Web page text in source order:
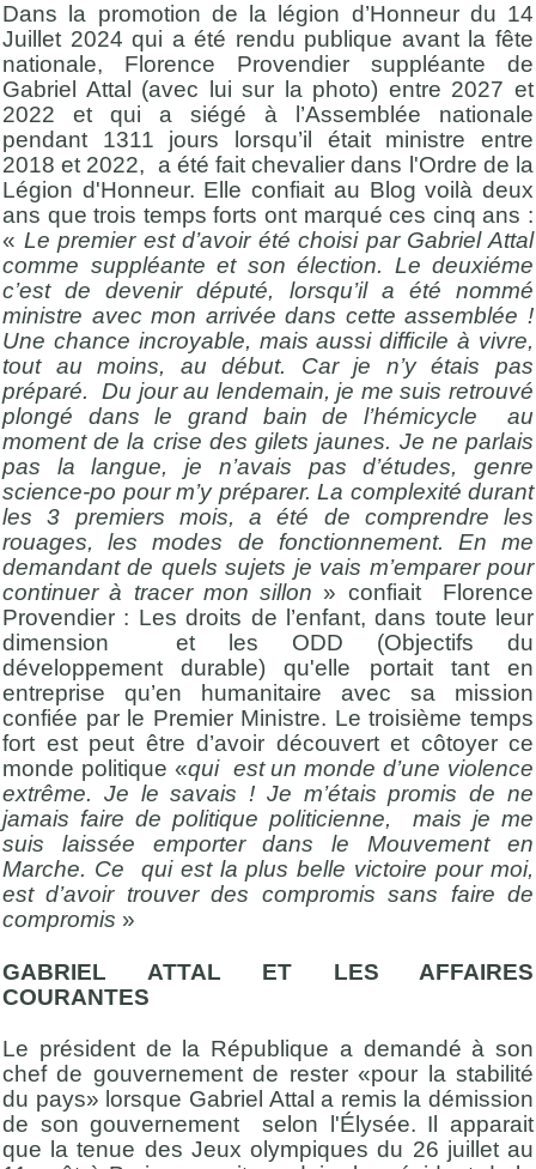
Dans la promotion de la légion d’Honneur du 14
Juillet 2024 qui a été rendu publique avant la fête
nationale, Florence Provendier suppléante de
Gabriel Attal (avec lui sur la photo) entre 2027 et
2022 et qui a siégé à l’Assemblée nationale
pendant 1311 jours lorsqu’il était ministre entre
2018 et 2022, a été fait chevalier dans l'Ordre de la
Légion d'Honneur. Elle confiait au Blog voilà deux
ans que trois temps forts ont marqué ces cinq ans :
« Le premier est d’avoir été choisi par Gabriel Attal
comme suppléante et son élection. Le deuxiéme
c’est de devenir député, lorsqu’il a été nommé
ministre avec mon arrivée dans cette assemblée !
Une chance incroyable, mais aussi difficile à vivre,
tout au moins, au début. Car je n’y étais pas
préparé. Du jour au lendemain, je me suis retrouvé
plongé dans le grand bain de l’hémicycle au
moment de la crise des gilets jaunes. Je ne parlais
pas la langue, je n’avais pas d’études, genre
science-po pour m’y préparer. La complexité durant
les 3 premiers mois, a été de comprendre les
rouages, les modes de fonctionnement. En me
demandant de quels sujets je vais m’emparer pour
continuer à tracer mon sillon » confiait Florence
Provendier : Les droits de l’enfant, dans toute leur
dimension et les ODD (Objectifs du
développement durable) qu'elle portait tant en
entreprise qu’en humanitaire avec sa mission
confiée par le Premier Ministre. Le troisième temps
fort est peut être d’avoir découvert et côtoyer ce
monde politique «qui est un monde d’une violence
extrême. Je le savais ! Je m’étais promis de ne
jamais faire de politique politicienne, mais je me
suis laissée emporter dans le Mouvement en
Marche. Ce qui est la plus belle victoire pour moi,
est d’avoir trouver des compromis sans faire de
compromis »
GABRIEL ATTAL ET LES AFFAIRES
COURANTES
Le président de la République a demandé à son
chef de gouvernement de rester «pour la stabilité
du pays» lorsque Gabriel Attal a remis la démission
de son gouvernement selon l'Élysée. Il apparait
que la tenue des Jeux olympiques du 26 juillet au